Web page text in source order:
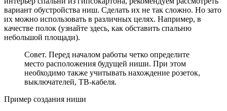
вариант обустройства ниш. Сделать их не так сложно. Но зато
их можно использовать в различных целях. Например, в
качестве полок (узнайте здесь, как обставить спальню
небольшой площади).
Совет. Перед началом работы четко определите
место расположения будущей ниши. При этом
необходимо также учитывать нахождение розеток,
выключателей, ТВ-кабеля.
Пример создания ниши